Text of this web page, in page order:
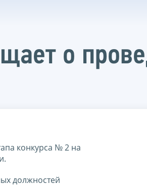
о
конкурса № 2 на
должностей